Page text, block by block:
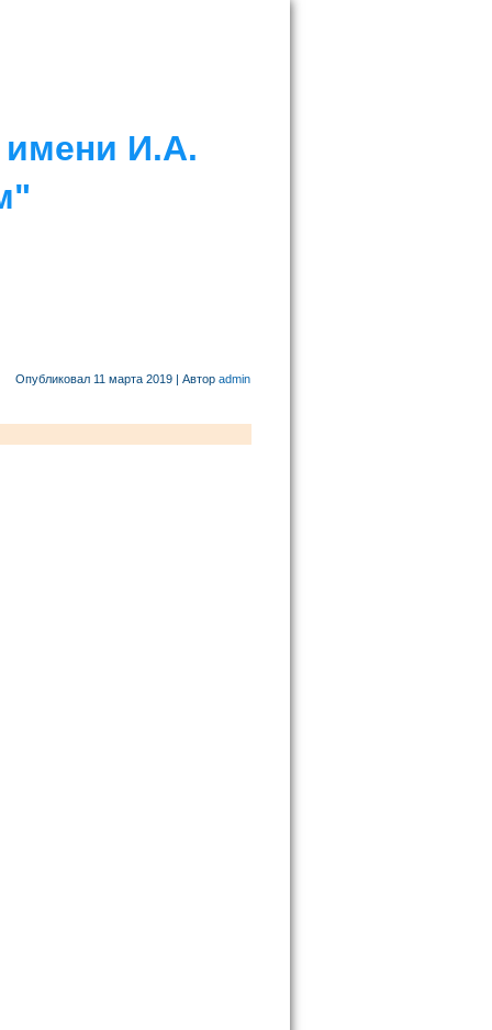
имени И.А.
Опубликовал 11 марта 2019 | Автор admin